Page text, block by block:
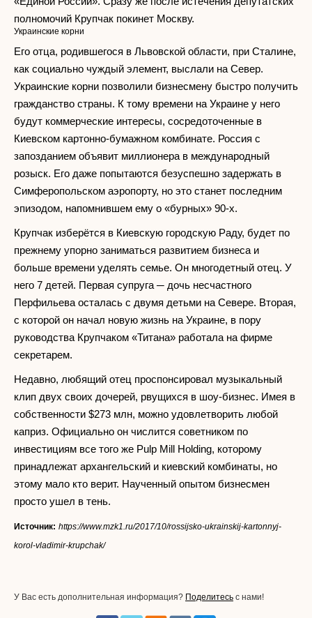
полномочий Крупчак покинет Москву.
Украинские корни
Его отца, родившегося в Львовской области, при Сталине,
как социально чуждый элемент, выслали на Север.
Украинские корни позволили бизнесмену быстро получить
гражданство страны. К тому времени на Украине у него
будут коммерческие интересы, сосредоточенные в
Киевском картонно-бумажном комбинате. Россия с
запозданием объявит миллионера в международный
розыск. Его даже попытаются безуспешно задержать в
Симферопольском аэропорту, но это станет последним
эпизодом, напомнившем ему о «бурных» 90-х.
Крупчак изберётся в Киевскую городскую Раду, будет по
прежнему упорно заниматься развитием бизнеса и
больше времени уделять семье. Он многодетный отец. У
него 7 детей. Первая супруга ─ дочь несчастного
Перфильева осталась с двумя детьми на Севере. Вторая,
с которой он начал новую жизнь на Украине, в пору
руководства Крупчаком «Титана» работала на фирме
секретарем.
Недавно, любящий отец проспонсировал музыкальный
клип двух своих дочерей, рвущихся в шоу-бизнес. Имея в
собственности $273 млн, можно удовлетворить любой
каприз. Официально он числится советником по
инвестициям все того же Pulp Mill Holding, которому
принадлежат архангельский и киевский комбинаты, но
этому мало кто верит. Наученный опытом бизнесмен
просто ушел в тень.
Источник: https://www.mzk1.ru/2017/10/rossijsko-ukrainskij-kartonnyj-
korol-vladimir-krupchak/
У Вас есть дополнительная информация? Поделитесь с нами!